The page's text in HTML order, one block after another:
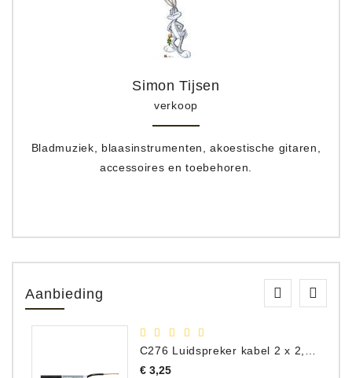
Simon Tijsen
verkoop
Bladmuziek, blaasinstrumenten, akoestische gitaren,
accessoires en toebehoren.
Aanbieding
C276 Luidspreker kabel 2 x 2,50 mm² (per meter)
€ 3,25Prijs